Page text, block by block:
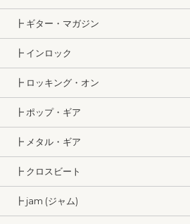
┣ ギター・マガジン
┣ インロック
┣ ロッキング・オン
┣ ポップ・ギア
┣ メタル・ギア
┣ クロスビート
┣ jam (ジャム)